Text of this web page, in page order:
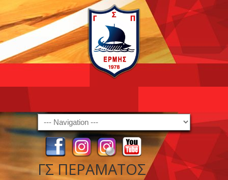
Navigation
ΓΣ ΠΕΡΑΜΑΤΟΣ